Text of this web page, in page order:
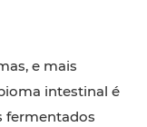
e mais
intestinal é
fermentados